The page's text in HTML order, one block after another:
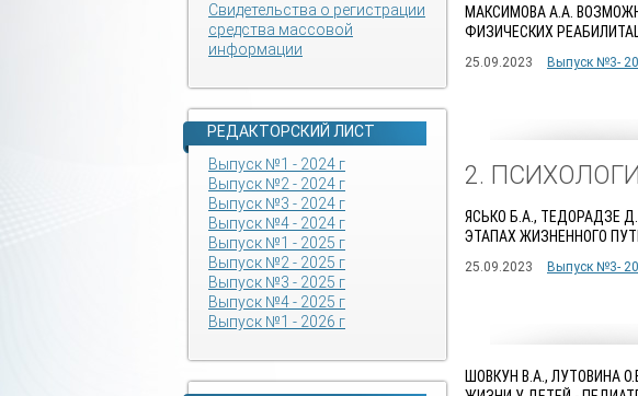
Свидетельства о регистрации
средства массовой
информации
РЕДАКТОРСКИЙ ЛИСТ
Выпуск №1 - 2024 г
Выпуск №2 - 2024 г
Выпуск №3 - 2024 г
Выпуск №4 - 2024 г
Выпуск №1 - 2025 г
Выпуск №2 - 2025 г
Выпуск №3 - 2025 г
Выпуск №4 - 2025 г
Выпуск №1 - 2026 г
МАКСИМОВА А.А.
ФИЗИЧЕСКИХ
25.09.2023
Выпуск №3-
2.
ЯСЬКО Б.А., ТЕДОРАДЗЕ
ЭТАПАХ ЖИЗНЕННОГО
25.09.2023
Выпуск №3-
ШОВКУН В.А., ЛУТОВИНА